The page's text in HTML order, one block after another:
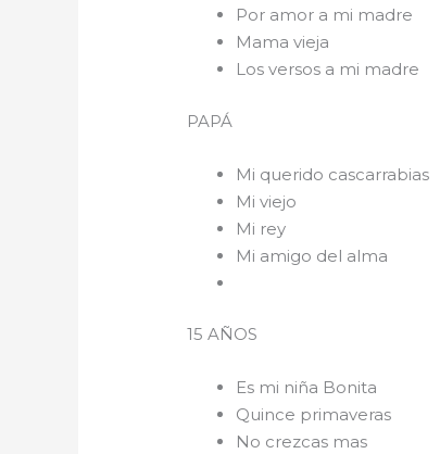
Por amor a mi madre
Mama vieja
Los versos a mi madre
PAPÁ
Mi querido cascarrabias
Mi viejo
Mi rey
Mi amigo del alma
15 AÑOS
Es mi niña Bonita
Quince primaveras
No crezcas mas